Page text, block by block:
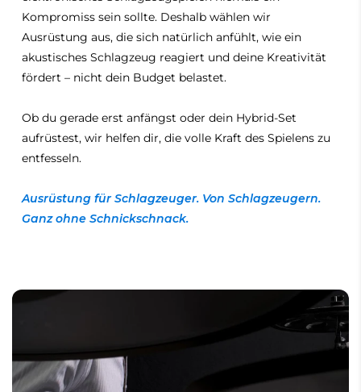
Kompromiss sein sollte. Deshalb wählen wir
Ausrüstung aus, die sich natürlich anfühlt, wie ein
akustisches Schlagzeug reagiert und deine Kreativität
fördert – nicht dein Budget belastet.
Ob du gerade erst anfängst oder dein Hybrid-Set
aufrüstest, wir helfen dir, die volle Kraft des Spielens zu
entfesseln.
Ausrüstung für Schlagzeuger. Von Schlagzeugern.
Ganz ohne Schnickschnack.